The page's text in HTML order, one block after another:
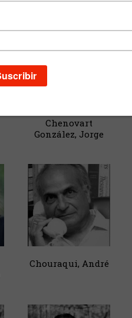
Chenovart
González, Jorge
Chouraqui, André